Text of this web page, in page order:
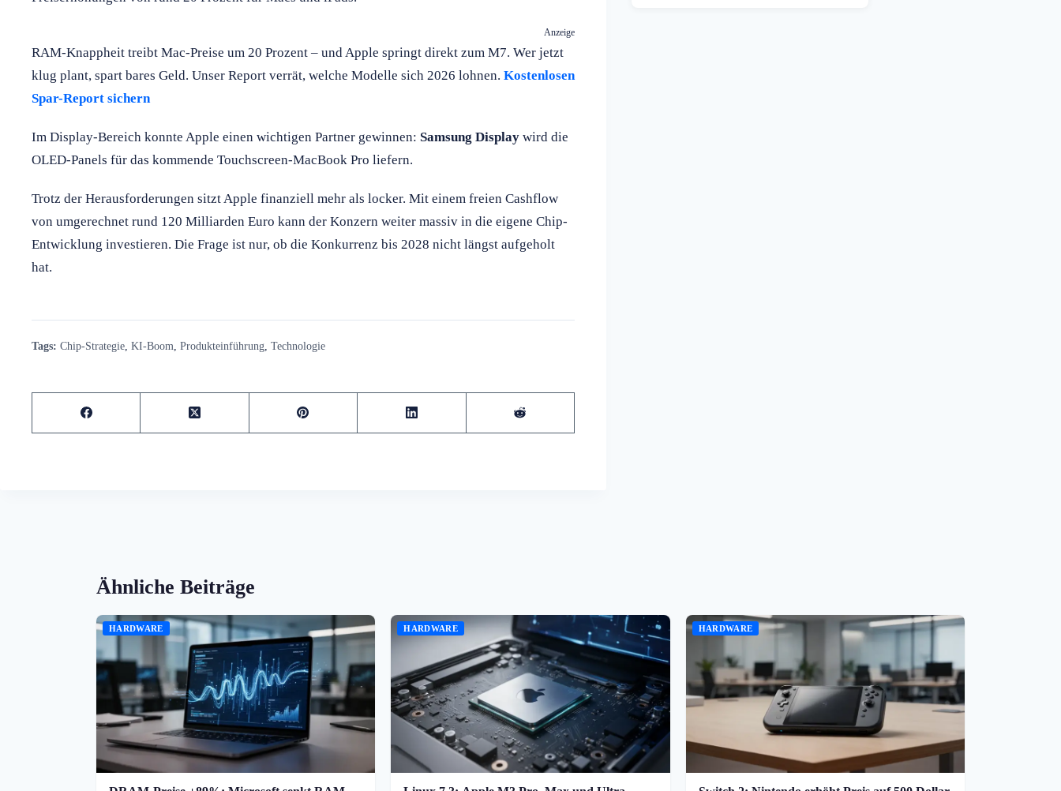
Anzeige
RAM-Knappheit treibt Mac-Preise um 20 Prozent – und Apple springt direkt zum M7. Wer jetzt
klug plant, spart bares Geld. Unser Report verrät, welche Modelle sich 2026 lohnen. Kostenlosen
Spar-Report sichern
Im Display-Bereich konnte Apple einen wichtigen Partner gewinnen: Samsung Display wird die
OLED-Panels für das kommende Touchscreen-MacBook Pro liefern.
Trotz der Herausforderungen sitzt Apple finanziell mehr als locker. Mit einem freien Cashflow
von umgerechnet rund 120 Milliarden Euro kann der Konzern weiter massiv in die eigene Chip-
Entwicklung investieren. Die Frage ist nur, ob die Konkurrenz bis 2028 nicht längst aufgeholt
hat.
Tags: Chip-Strategie KI-Boom Produkteinführung Technologie
Ähnliche Beiträge
HARDWARE HARDWARE HARDWARE